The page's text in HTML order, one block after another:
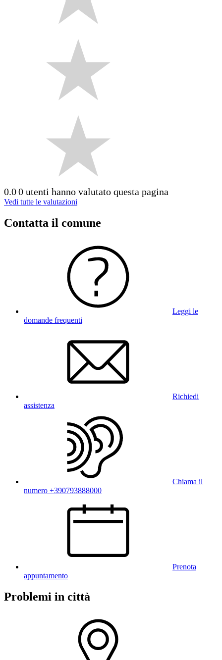
0.00 utenti hanno valutato questa pagina
Vedi tutte le valutazioni
Contatta il comune
Leggi le
domande frequenti
Richiedi
assistenza
Chiama il
numero +390793888000
Prenota
appuntamento
Problemi in città